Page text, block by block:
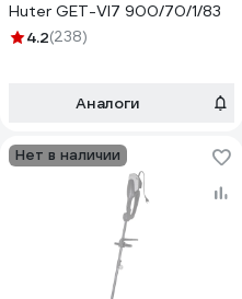
Huter GET-VI7 900/70/1/83
4.2(238)
Аналоги
Нет в наличии